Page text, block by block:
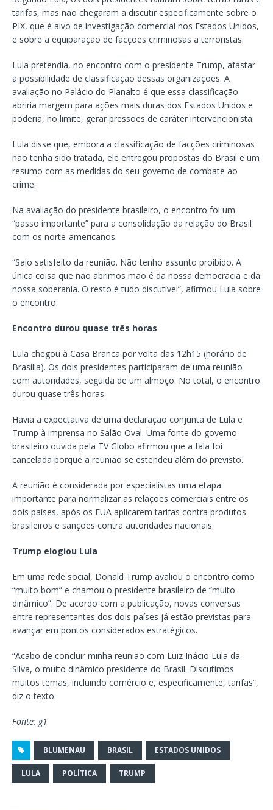
tarifas, mas não chegaram a discutir especificamente sobre o
PIX, que é alvo de investigação comercial nos Estados Unidos,
e sobre a equiparação de facções criminosas a terroristas.
Lula pretendia, no encontro com o presidente Trump, afastar
a possibilidade de classificação dessas organizações. A
avaliação no Palácio do Planalto é que essa classificação
abriria margem para ações mais duras dos Estados Unidos e
poderia, no limite, gerar pressões de caráter intervencionista.
Lula disse que, embora a classificação de facções criminosas
não tenha sido tratada, ele entregou propostas do Brasil e um
resumo com as medidas do seu governo de combate ao
crime.
Na avaliação do presidente brasileiro, o encontro foi um
“passo importante” para a consolidação da relação do Brasil
com os norte-americanos.
“Saio satisfeito da reunião. Não tenho assunto proibido. A
única coisa que não abrimos mão é da nossa democracia e da
nossa soberania. O resto é tudo discutível”, afirmou Lula sobre
o encontro.
Encontro durou quase três horas
Lula chegou à Casa Branca por volta das 12h15 (horário de
Brasília). Os dois presidentes participaram de uma reunião
com autoridades, seguida de um almoço. No total, o encontro
durou quase três horas.
Havia a expectativa de uma declaração conjunta de Lula e
Trump à imprensa no Salão Oval. Uma fonte do governo
brasileiro ouvida pela TV Globo afirmou que a fala foi
cancelada porque a reunião se estendeu além do previsto.
A reunião é considerada por especialistas uma etapa
importante para normalizar as relações comerciais entre os
dois países, após os EUA aplicarem tarifas contra produtos
brasileiros e sanções contra autoridades nacionais.
Trump elogiou Lula
Em uma rede social, Donald Trump avaliou o encontro como
“muito bom” e chamou o presidente brasileiro de “muito
dinâmico”. De acordo com a publicação, novas conversas
entre representantes dos dois países já estão previstas para
avançar em pontos considerados estratégicos.
“Acabo de concluir minha reunião com Luiz Inácio Lula da
Silva, o muito dinâmico presidente do Brasil. Discutimos
muitos temas, incluindo comércio e, especificamente, tarifas”,
diz o texto.
Fonte: g1
BLUMENAU BRASIL ESTADOS UNIDOS
LULA POLÍTICA TRUMP